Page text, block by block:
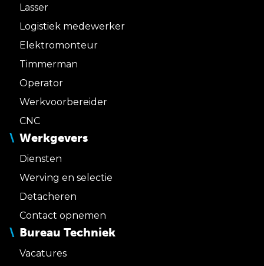
Lasser
Logistiek medewerker
Elektromonteur
Timmerman
Operator
Werkvoorbereider
CNC
Werkgevers
Diensten
Werving en selectie
Detacheren
Contact opnemen
Bureau Techniek
Vacatures